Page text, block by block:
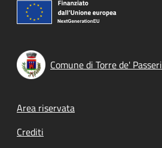
Comune di Torre de' Passeri
Footer menu
Area riservata
Crediti